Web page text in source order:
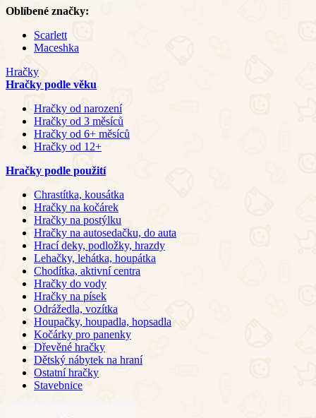
Oblíbené značky:
Scarlett
Maceshka
Hračky
Hračky podle věku
Hračky od narození
Hračky od 3 měsíců
Hračky od 6+ měsíců
Hračky od 12+
Hračky podle použití
Chrastítka, kousátka
Hračky na kočárek
Hračky na postýlku
Hračky na autosedačku, do auta
Hrací deky, podložky, hrazdy
Lehačky, lehátka, houpátka
Chodítka, aktivní centra
Hračky do vody
Hračky na písek
Odrážedla, vozítka
Houpačky, houpadla, hopsadla
Kočárky pro panenky
Dřevěné hračky
Dětský nábytek na hraní
Ostatní hračky
Stavebnice